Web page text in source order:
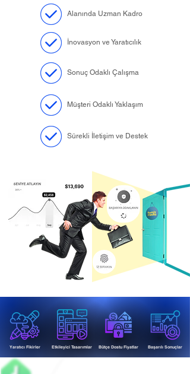
Alanında Uzman Kadro
İnovasyon ve Yaratıcılık
Sonuç Odaklı Çalışma
Müşteri Odaklı Yaklaşım
Sürekli İletişim ve Destek
Yaratıcı Fikirler Etkileyici Tasarımlar Bütçe Dostu Fiyatlar Başarılı Sonuçlar